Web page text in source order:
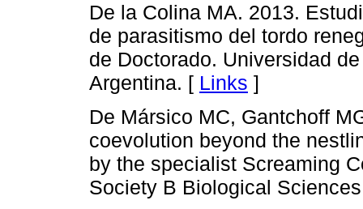
De la Colina MA. 2013.
de parasitismo del tordo
de Doctorado. Universidad
Argentina. [ Links ]
De Mársico MC, Gantchoff
coevolution beyond the
by the specialist Screaming
Society B Biological